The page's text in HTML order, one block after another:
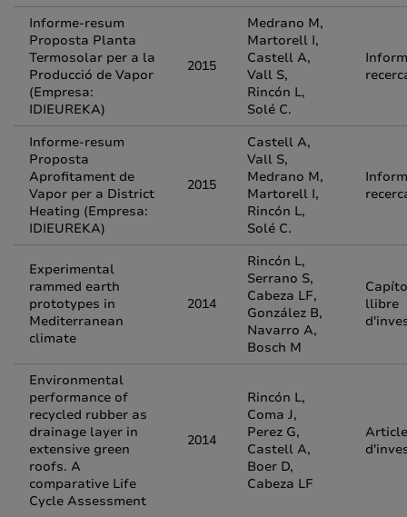
Informe-resum
Proposta Planta
Termosolar per a la
Producció de Vapor
(Empresa:
IDIEUREKA)
2015
Medrano M,
Martorell I,
Castell A,
Vall S,
Rincón L,
Solé C.
Informe-resum
Proposta
Aprofitament de
Vapor per a District
Heating (Empresa:
IDIEUREKA)
2015
Castell A,
Vall S,
Medrano M,
Martorell I,
Rincón L,
Solé C.
Experimental
rammed earth
prototypes in
Mediterranean
climate
2014
Rincón L,
Serrano S,
Cabeza LF,
González B,
Navarro A,
Bosch M
llibre
Environmental
performance of
recycled rubber as
drainage layer in
extensive green
roofs. A
comparative Life
Cycle Assessment
2014
Rincón L,
Coma J,
Perez G,
Castell A,
Boer D,
Cabeza LF
Article